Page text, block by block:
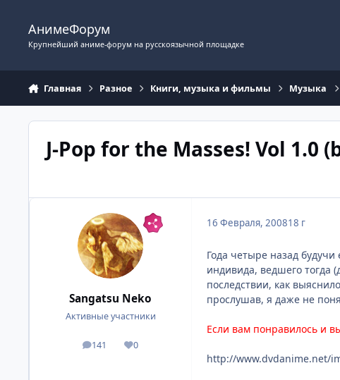
АнимеФорум
Крупнейший аниме-форум на русскоязычной площадке
Главная Разное Книги, музыка и фильмы Музыка
J-Pop for the Masses! Vol 1.0
Sangatsu Neko
Активные участники
141
посты 0
Репутация
16 Февраля, 200818 г
Года четыре назад
индивида, ведшего тогда
последствии, как
прослушав, я даже не
Если вам понравилось и
http://www.dvdanime.net/